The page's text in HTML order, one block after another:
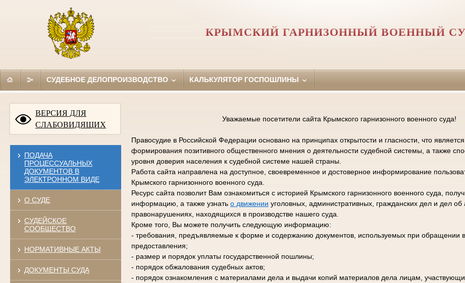
КРЫМСКИЙ ГАРНИЗОННЫЙ ВОЕННЫЙ
СУДЕБНОЕ ДЕЛОПРОИЗВОДСТВО КАЛЬКУЛЯТОР ГОСПОШЛИНЫ
ВЕРСИЯ ДЛЯ
СЛАБОВИДЯЩИХ
ПОДАЧА
ПРОЦЕССУАЛЬНЫХ
ДОКУМЕНТОВ В
ЭЛЕКТРОННОМ ВИДЕ
О СУДЕ
СУДЕЙСКОЕ
СООБЩЕСТВО
НОРМАТИВНЫЕ АКТЫ
ДОКУМЕНТЫ СУДА
Уважаемые посетители сайта Крымского гарнизонного военного суда!
Правосудие в Российской Федерации основано на принципах открытости и гласности, что
формирования позитивного общественного мнения о деятельности судебной системы, а также
уровня доверия населения к судебной системе нашей страны.
Работа сайта направлена на доступное, своевременное и достоверное информирование
Крымского гарнизонного военного суда.
Ресурс сайта позволит Вам ознакомиться с историей Крымского гарнизонного военного суда,
информацию, а также узнать о движении уголовных, административных, гражданских дел и дел
правонарушениях, находящихся в производстве нашего суда.
Кроме того, Вы можете получить следующую информацию:
- требования, предъявляемые к форме и содержанию документов, используемых при обращении
предоставления;
- размер и порядок уплаты государственной пошлины;
- порядок обжалования судебных актов;
- порядок ознакомления с материалами дела и выдачи копий материалов дела лицам,